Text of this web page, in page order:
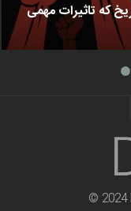
که تاثیرات مهمی
© 2024